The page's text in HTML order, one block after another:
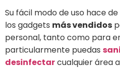
Su fácil modo de uso hace
los gadgets más vendidos
personal, tanto como para
particularmente puedas
desinfectarcualquier área